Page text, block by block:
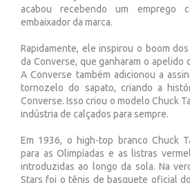
acabou recebendo um emprego
embaixador da marca.
Rapidamente, ele inspirou o boom
da Converse, que ganharam o apelido
A Converse também adicionou a
tornozelo do sapato, criando a
Converse. Isso criou o modelo Chuck
indústria de calçados para sempre.
Em 1936, o high-top branco Chuck
para as Olimpíadas e as listras
introduzidas ao longo da sola. Na
Stars foi o tênis de basquete oficial